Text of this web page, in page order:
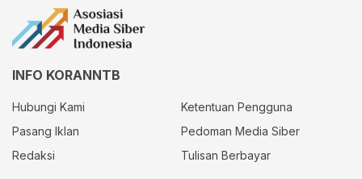
INFO KORANNTB
Hubungi Kami
Ketentuan Pengguna
Pasang Iklan
Pedoman Media Siber
Redaksi
Tulisan Berbayar